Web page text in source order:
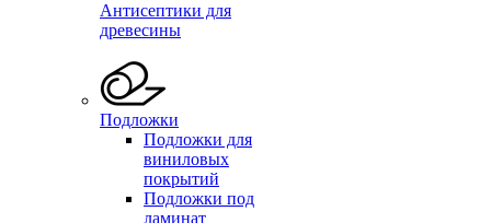
Антисептики для
древесины
Подложки
Подложки для
виниловых
покрытий
Подложки под
ламинат